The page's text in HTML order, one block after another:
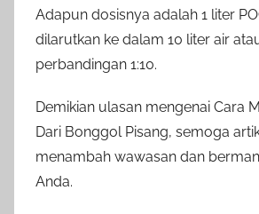
Adapun dosisnya adalah 1 liter
dilarutkan ke dalam 10 liter air
perbandingan 1:10.
Demikian ulasan mengenai Cara
Dari Bonggol Pisang, semoga
menambah wawasan dan
Anda.